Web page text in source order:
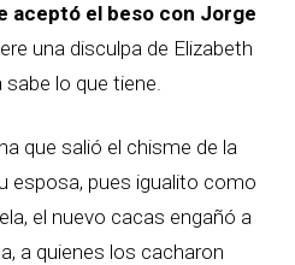
aceptó el beso con Jorge
una disculpa de Elizabeth
sabe lo que tiene.
que salió el chisme de la
esposa, pues igualito como
el nuevo cacas engañó a
a quienes los cacharon